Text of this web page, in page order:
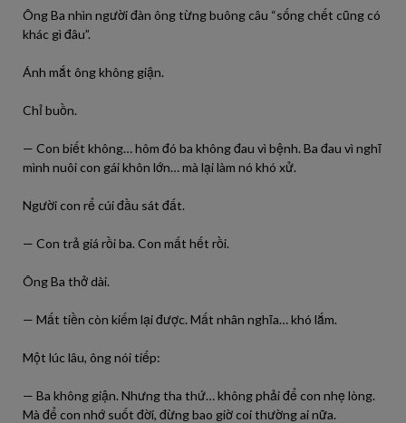
Ông Ba nhìn người đàn ông từng buông câu “sống chết cũng có
khác gì đâu”.
Ánh mắt ông không giận.
Chỉ buồn.
— Con biết không… hôm đó ba không đau vì bệnh. Ba đau vì nghĩ
mình nuôi con gái khôn lớn… mà lại làm nó khó xử.
Người con rể cúi đầu sát đất.
— Con trả giá rồi ba. Con mất hết rồi.
Ông Ba thở dài.
— Mất tiền còn kiếm lại được. Mất nhân nghĩa… khó lắm.
Một lúc lâu, ông nói tiếp:
— Ba không giận. Nhưng tha thứ… không phải để con nhẹ lòng.
Mà để con nhớ suốt đời, đừng bao giờ coi thường ai nữa.